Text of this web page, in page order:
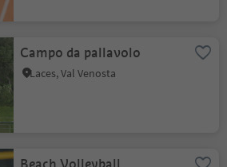
Campo da pallavolo
Laces, Val Venosta